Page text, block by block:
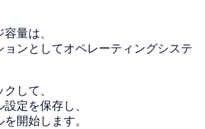
量は、
ョンとしてオペレーティングシステ
して、
定を保存し、
開始します。